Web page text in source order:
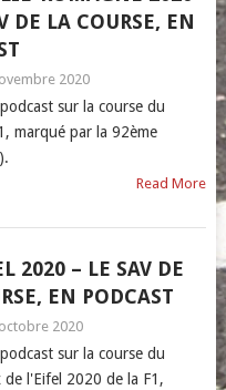
DE LA COURSE, EN
2020
sur la course du
marqué par la 92ème
Read More
2020 – LE SAV DE
EN PODCAST
2020
sur la course du
de l'Eifel 2020 de la F1,